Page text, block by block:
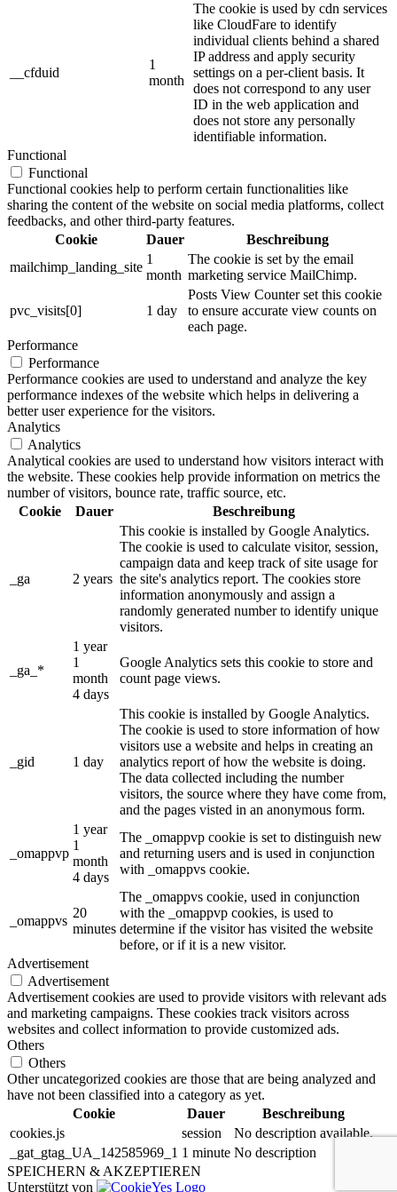
__cfduid
1
month
The cookie is used by cdn services
like CloudFare to identify
individual clients behind a shared
IP address and apply security
settings on a per-client basis. It
does not correspond to any user
ID in the web application and
does not store any personally
identifiable information.
Functional
Functional
Functional cookies help to perform certain functionalities like
sharing the content of the website on social media platforms, collect
feedbacks, and other third-party features.
Cookie
Dauer
Beschreibung
mailchimp_landing_site
1
month
The cookie is set by the email
marketing service MailChimp.
pvc_visits[0] 1 day
Posts View Counter set this cookie
to ensure accurate view counts on
each page.
Performance
Performance
Performance cookies are used to understand and analyze the key
performance indexes of the website which helps in delivering a
better user experience for the visitors.
Analytics
Analytics
Analytical cookies are used to understand how visitors interact with
the website. These cookies help provide information on metrics the
number of visitors, bounce rate, traffic source, etc.
Cookie
Dauer Beschreibung
_ga 2 years
This cookie is installed by Google Analytics.
The cookie is used to calculate visitor, session,
campaign data and keep track of site usage for
the site's analytics report. The cookies store
information anonymously and assign a
randomly generated number to identify unique
visitors.
_ga_*
1 year
1
month
4 days
Google Analytics sets this cookie to store and
count page views.
_gid 1 day
This cookie is installed by Google Analytics.
The cookie is used to store information of how
visitors use a website and helps in creating an
analytics report of how the website is doing.
The data collected including the number
visitors, the source where they have come from,
and the pages visted in an anonymous form.
_omappvp
1 year
1
month
4 days
The _omappvp cookie is set to distinguish new
and returning users and is used in conjunction
with _omappvs cookie.
_omappvs
20
minutes
The _omappvs cookie, used in conjunction
with the _omappvp cookies, is used to
determine if the visitor has visited the website
before, or if it is a new visitor.
Advertisement
Advertisement
Advertisement cookies are used to provide visitors with relevant ads
and marketing campaigns. These cookies track visitors across
websites and collect information to provide customized ads.
Others
Others
Other uncategorized cookies are those that are being analyzed and
have not been classified into a category as yet.
Cookie
Dauer
Beschreibung
cookies.js
session
No description available.
_gat_gtag_UA_142585969_1 1 minute No description
SPEICHERN & AKZEPTIEREN
Unterstützt von